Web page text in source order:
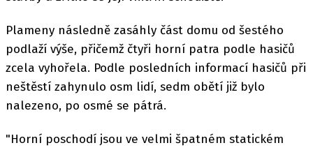
Plameny následně zasáhly část domu od šestého
podlaží výše, přičemž čtyři horní patra podle hasičů
zcela vyhořela. Podle posledních informací hasičů při
neštěstí zahynulo osm lidí, sedm obětí již bylo
nalezeno, po osmé se pátrá.
"Horní poschodí jsou ve velmi špatném statickém